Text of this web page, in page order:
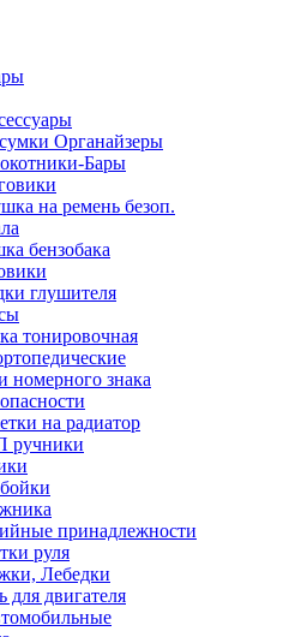
Органайзеры
Бары
на ремень безоп.
бензобака
глушителя
тонировочная
номерного знака
на радиатор
ручники
принадлежности
руля
Лебедки
для двигателя